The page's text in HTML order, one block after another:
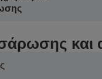
σάρωσης